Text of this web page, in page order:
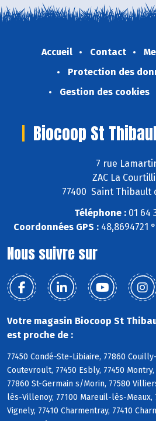
Accueil Contact
Protection des
Gestion des cookies
Biocoop St
7 rue
ZAC La
77400 Saint Thibault
Téléphone :01 64
Coordonnées GPS :48,8694721
Nous suivre sur
Votre magasin Biocoop St
est proche de :
77450 Condé-Ste-Libiaire, 77860
Coutevroult, 77450 Esbly, 77450
77860 St-Germain s/Morin, 77580
lès-Villenoy, 77100 Mareuil-lès-Meaux,
Vignely, 77410 Charmentray, 77410